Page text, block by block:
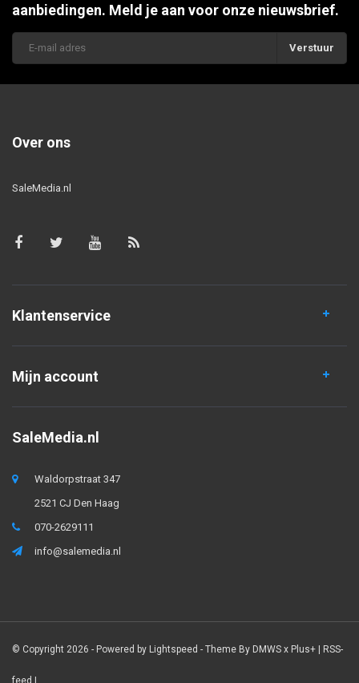
aanbiedingen. Meld je aan voor onze nieuwsbrief.
Verstuur
Over ons
SaleMedia.nl
Klantenservice
Mijn account
SaleMedia.nl
Waldorpstraat 347
2521 CJ Den Haag
070-2629111
info@salemedia.nl
© Copyright 2026 - Powered by Lightspeed - Theme By DMWS x Plus+ | RSS-
feed |